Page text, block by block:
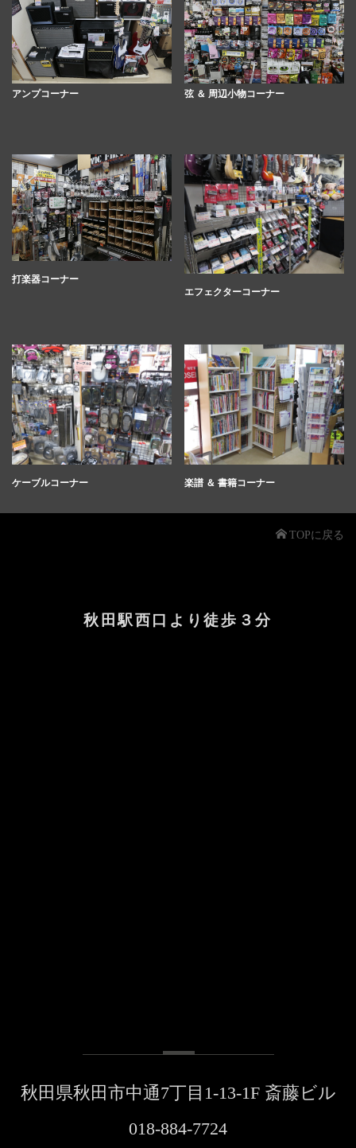
アンプコーナー 弦 ＆ 周辺小物コーナー
打楽器コーナー
エフェクターコーナー
ケーブルコーナー 楽譜 ＆ 書籍コーナー
TOPに戻る
秋田駅西口より徒歩３分
秋田県秋田市中通7丁目1-13-1F 斎藤ビル
018-884-7724